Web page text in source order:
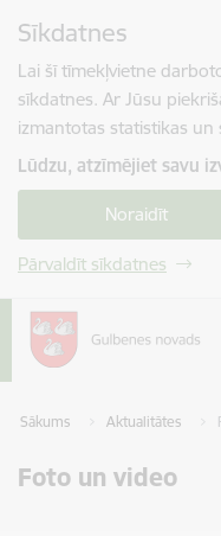
Sīkdatnes
Lai šī tīmekļvietne
sīkdatnes. Ar Jūsu
izmantotas statistikas un
Lūdzu, atzīmējiet savu
Noraidīt
Pārvaldīt sīkdatnes
Sākums Aktualitātes
Foto un video